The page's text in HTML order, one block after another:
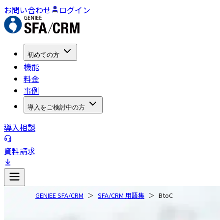
お問い合わせ ログイン
初めての方
機能
料金
事例
導入をご検討中の方
導入相談
資料請求
GENIEE SFA/CRM SFA/CRM 用語集 BtoC